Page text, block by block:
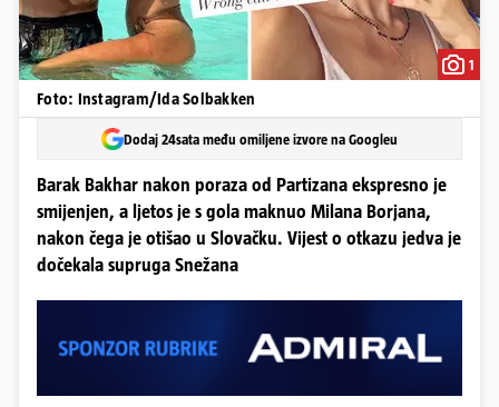
1
Foto: Instagram/Ida Solbakken
Dodaj 24sata među omiljene izvore na Googleu
Barak Bakhar nakon poraza od Partizana ekspresno je
smijenjen, a ljetos je s gola maknuo Milana Borjana,
nakon čega je otišao u Slovačku. Vijest o otkazu jedva je
dočekala supruga Snežana